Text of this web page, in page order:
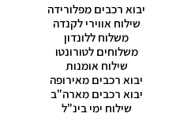
יבוא רכבים מפלורידה
שילוח אווירי לקנדה
משלוח ללונדון
משלוחים לטורונטו
שילוח אומנות
יבוא רכבים מאירופה
יבוא רכבים מארה"ב
שילוח ימי בינ"ל